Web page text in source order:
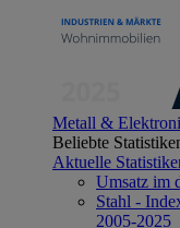
Metall &
Beliebte
Aktuelle
Umsatz im
Stahl -
2005-2025